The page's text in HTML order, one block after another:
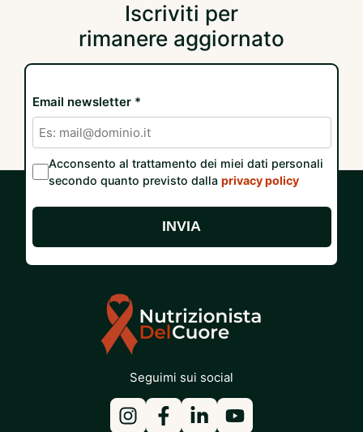
Iscriviti per
rimanere aggiornato
Email newsletter *
Acconsento al trattamento dei miei dati personali
secondo quanto previsto dalla privacy policy
INVIA
Seguimi sui social